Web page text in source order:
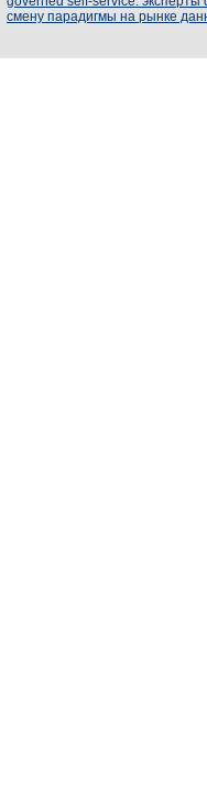
смену парадигмы на рынке